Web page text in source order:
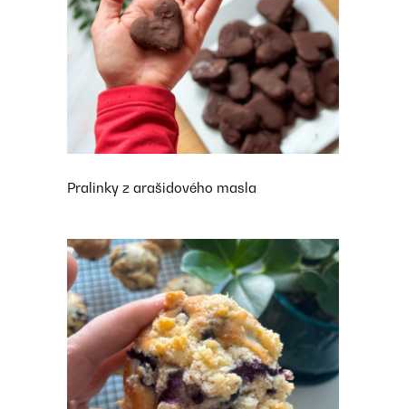
Pralinky z arašidového masla